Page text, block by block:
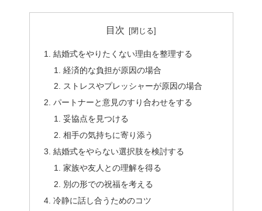
目次
結婚式をやりたくない理由を整理する
経済的な負担が原因の場合
ストレスやプレッシャーが原因の場合
パートナーと意見のすり合わせをする
妥協点を見つける
相手の気持ちに寄り添う
結婚式をやらない選択肢を検討する
家族や友人との理解を得る
別の形での祝福を考える
冷静に話し合うためのコツ